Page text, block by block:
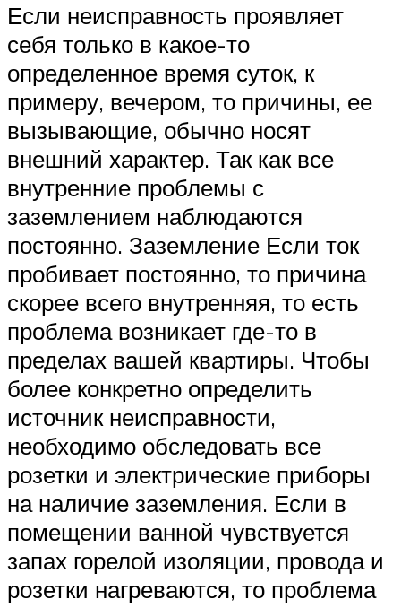
Если неисправность проявляет
себя только в какое-то
определенное время суток, к
примеру, вечером, то причины, ее
вызывающие, обычно носят
внешний характер. Так как все
внутренние проблемы с
заземлением наблюдаются
постоянно. Заземление Если ток
пробивает постоянно, то причина
скорее всего внутренняя, то есть
проблема возникает где-то в
пределах вашей квартиры. Чтобы
более конкретно определить
источник неисправности,
необходимо обследовать все
розетки и электрические приборы
на наличие заземления. Если в
помещении ванной чувствуется
запах горелой изоляции, провода и
розетки нагреваются, то проблема